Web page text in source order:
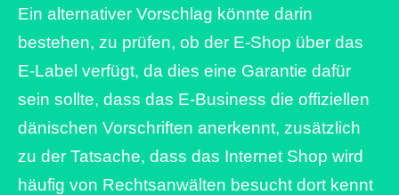
Ein alternativer Vorschlag könnte darin
bestehen, zu prüfen, ob der E-Shop über das
E-Label verfügt, da dies eine Garantie dafür
sein sollte, dass das E-Business die offiziellen
dänischen Vorschriften anerkennt, zusätzlich
zu der Tatsache, dass das Internet Shop wird
häufig von Rechtsanwälten besucht dort kennt